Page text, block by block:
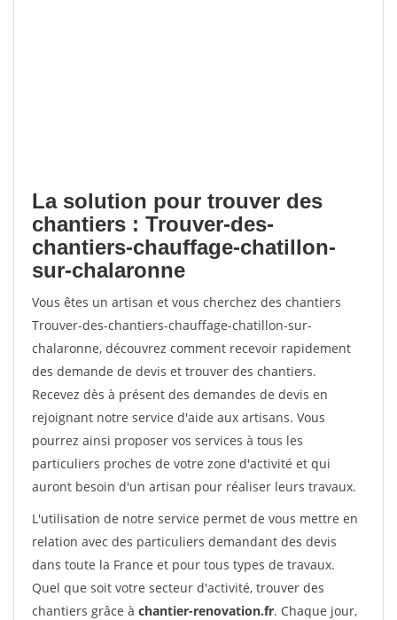
La solution pour trouver des
chantiers : Trouver-des-
chantiers-chauffage-chatillon-
sur-chalaronne
Vous êtes un artisan et vous cherchez des chantiers
Trouver-des-chantiers-chauffage-chatillon-sur-
chalaronne, découvrez comment recevoir rapidement
des demande de devis et trouver des chantiers.
Recevez dès à présent des demandes de devis en
rejoignant notre service d'aide aux artisans. Vous
pourrez ainsi proposer vos services à tous les
particuliers proches de votre zone d'activité et qui
auront besoin d'un artisan pour réaliser leurs travaux.
L'utilisation de notre service permet de vous mettre en
relation avec des particuliers demandant des devis
dans toute la France et pour tous types de travaux.
Quel que soit votre secteur d'activité, trouver des
chantiers grâce à chantier-renovation.fr. Chaque jour,